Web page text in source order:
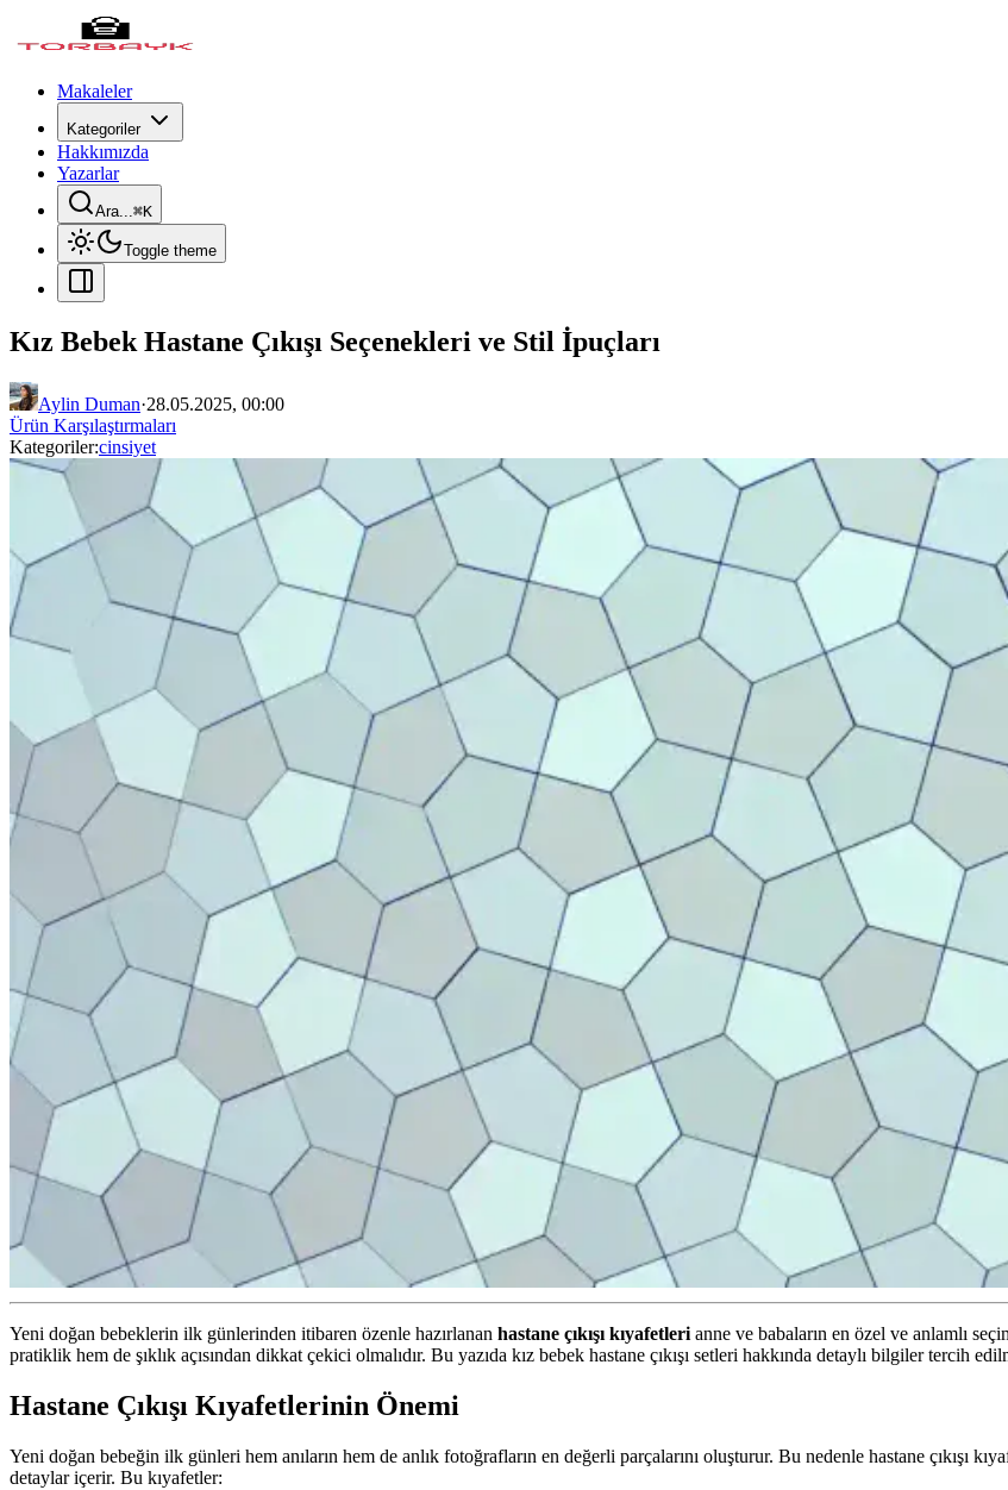
Makaleler
Kategoriler
Hakkımızda
Yazarlar
Ara...⌘K
Toggle theme
Kız Bebek Hastane Çıkışı Seçenekleri ve Stil İpuçları
Aylin Duman·28.05.2025, 00:00
Ürün Karşılaştırmaları
Kategoriler:cinsiyet
Yeni doğan bebeklerin ilk günlerinden itibaren özenle hazırlanan hastane çıkışı kıyafetlerianne ve babaların en özel ve anlamlı
pratiklik hem de şıklık açısından dikkat çekici olmalıdır. Bu yazıda kız bebek hastane çıkışı setleri hakkında detaylı bilgiler tercih
Hastane Çıkışı Kıyafetlerinin Önemi
Yeni doğan bebeğin ilk günleri hem anıların hem de anlık fotoğrafların en değerli parçalarını oluşturur. Bu nedenle hastane çıkışı
detaylar içerir. Bu kıyafetler: